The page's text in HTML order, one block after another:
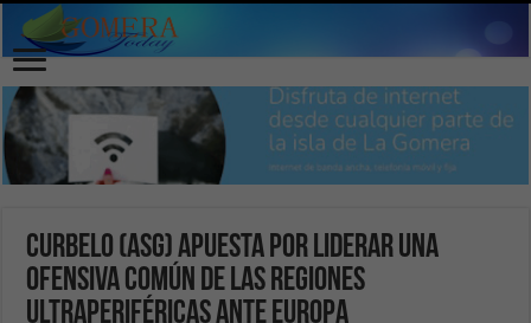
Curbelo (ASG) apuesta por liderar una
ofensiva común de las regiones
ultraperiféricas ante Europa